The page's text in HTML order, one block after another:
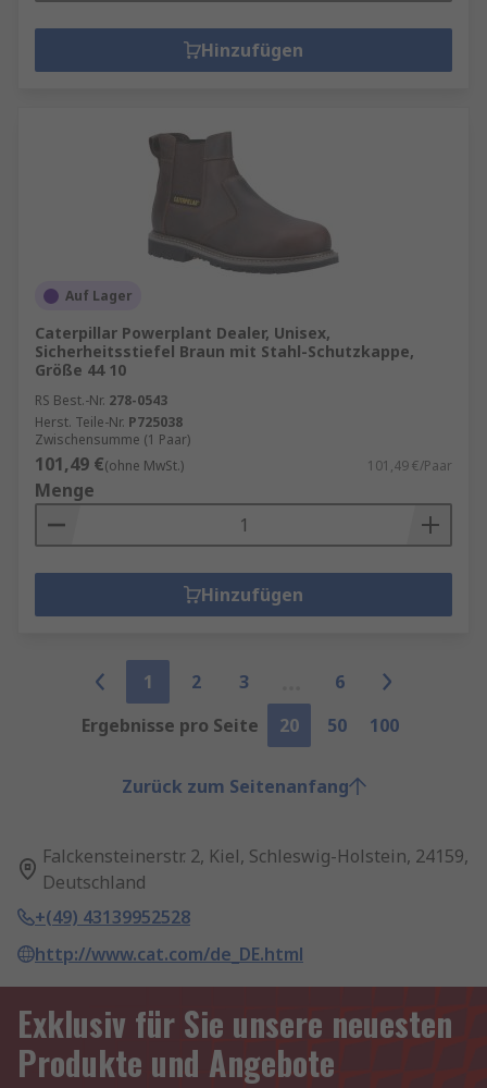
Hinzufügen
Auf Lager
Caterpillar Powerplant Dealer, Unisex,
Sicherheitsstiefel Braun mit Stahl-Schutzkappe,
Größe 44 10
RS Best.-Nr. 278-0543
Herst. Teile-Nr. P725038
Zwischensumme (1 Paar)
101,49 €(ohne MwSt.) 101,49 €/Paar
Menge
Hinzufügen
1 2 3
6
Ergebnisse pro Seite
20 50 100
Zurück zum Seitenanfang
Falckensteinerstr. 2, Kiel, Schleswig-Holstein, 24159,
Deutschland
+(49) 43139952528
http://www.cat.com/de_DE.html
Exklusiv für Sie unsere neuesten
Produkte und Angebote